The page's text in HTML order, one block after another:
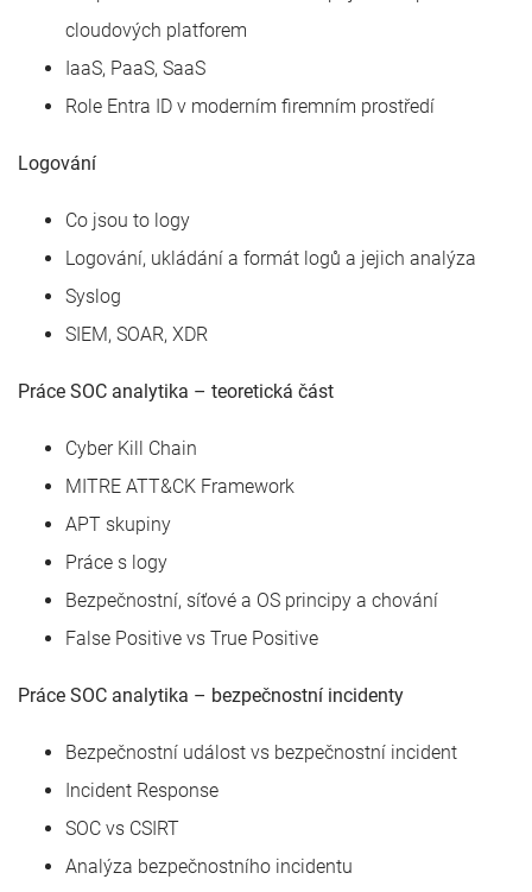
cloudových platforem
IaaS, PaaS, SaaS
Role Entra ID v moderním firemním prostředí
Logování
Co jsou to logy
Logování, ukládání a formát logů a jejich analýza
Syslog
SIEM, SOAR, XDR
Práce SOC analytika – teoretická část
Cyber Kill Chain
MITRE ATT&CK Framework
APT skupiny
Práce s logy
Bezpečnostní, síťové a OS principy a chování
False Positive vs True Positive
Práce SOC analytika – bezpečnostní incidenty
Bezpečnostní událost vs bezpečnostní incident
Incident Response
SOC vs CSIRT
Analýza bezpečnostního incidentu